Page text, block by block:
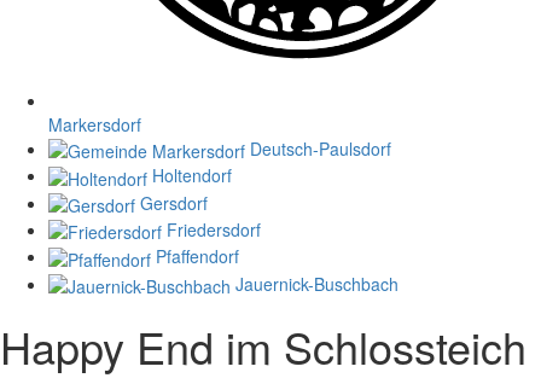
Markersdorf
Deutsch-Paulsdorf
Holtendorf
Gersdorf
Friedersdorf
Pfaffendorf
Jauernick-Buschbach
Happy End im Schlossteich